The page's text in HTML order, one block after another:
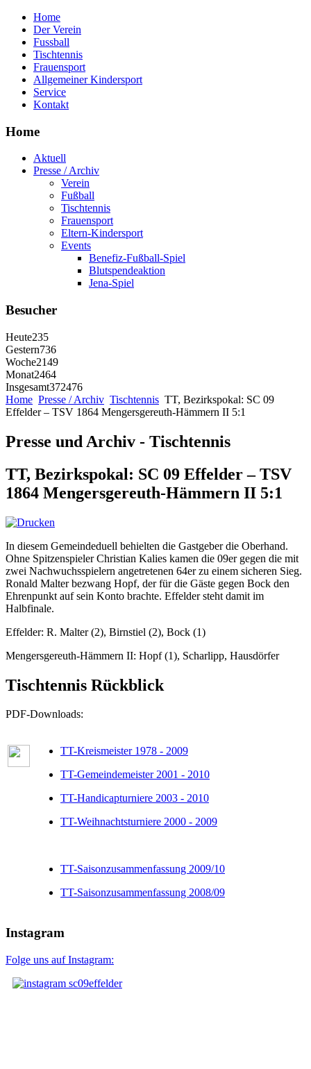
Home
Der Verein
Fussball
Tischtennis
Frauensport
Allgemeiner Kindersport
Service
Kontakt
Home
Aktuell
Presse / Archiv
Verein
Fußball
Tischtennis
Frauensport
Eltern-Kindersport
Events
Benefiz-Fußball-Spiel
Blutspendeaktion
Jena-Spiel
Besucher
Heute235
Gestern736
Woche2149
Monat2464
Insgesamt372476
Home Presse / Archiv Tischtennis TT, Bezirkspokal: SC 09
Effelder – TSV 1864 Mengersgereuth-Hämmern II 5:1
Presse und Archiv - Tischtennis
TT, Bezirkspokal: SC 09 Effelder – TSV
1864 Mengersgereuth-Hämmern II 5:1
In diesem Gemeindeduell behielten die Gastgeber die Oberhand.
Ohne Spitzenspieler Christian Kalies kamen die 09er gegen die mit
zwei Nachwuchsspielern angetretenen 64er zu einem sicheren Sieg.
Ronald Malter bezwang Hopf, der für die Gäste gegen Bock den
Ehrenpunkt auf sein Konto brachte. Effelder steht damit im
Halbfinale.
Effelder: R. Malter (2), Birnstiel (2), Bock (1)
Mengersgereuth-Hämmern II: Hopf (1), Scharlipp, Hausdörfer
Tischtennis Rückblick
PDF-Downloads:
TT-Kreismeister 1978 - 2009
TT-Gemeindemeister 2001 - 2010
TT-Handicapturniere 2003 - 2010
TT-Weihnachtsturniere 2000 - 2009
TT-Saisonzusammenfassung 2009/10
TT-Saisonzusammenfassung 2008/09
Instagram
Folge uns auf Instagram: